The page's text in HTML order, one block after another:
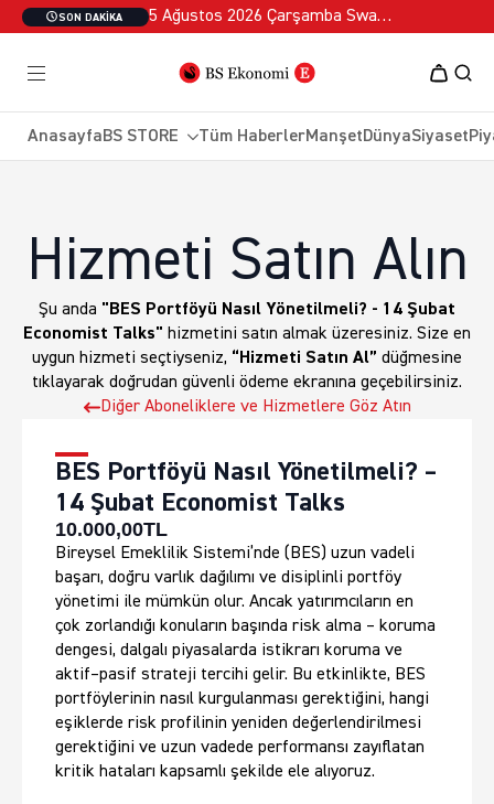
SON DAKIKA 5 Ağustos 2026 Çarşamba Swan Özel 2
AnasayfaBS STORE Tüm HaberlerManşetDünyaSiyaset
Hizmeti Satın Alın
Şu anda "BES Portföyü Nasıl Yönetilmeli? - 14 Şubat
Economist Talks" hizmetini satın almak üzeresiniz. Size en
uygun hizmeti seçtiyseniz, “Hizmeti Satın Al” düğmesine
tıklayarak doğrudan güvenli ödeme ekranına geçebilirsiniz.
Diğer Aboneliklere ve Hizmetlere Göz Atın
BES Portföyü Nasıl Yönetilmeli? –
14 Şubat Economist Talks
10.000,00TL
Bireysel Emeklilik Sistemi’nde (BES) uzun vadeli
başarı, doğru varlık dağılımı ve disiplinli portföy
yönetimi ile mümkün olur. Ancak yatırımcıların en
çok zorlandığı konuların başında risk alma – koruma
dengesi, dalgalı piyasalarda istikrarı koruma ve
aktif–pasif strateji tercihi gelir. Bu etkinlikte, BES
portföylerinin nasıl kurgulanması gerektiğini, hangi
eşiklerde risk profilinin yeniden değerlendirilmesi
gerektiğini ve uzun vadede performansı zayıflatan
kritik hataları kapsamlı şekilde ele alıyoruz.